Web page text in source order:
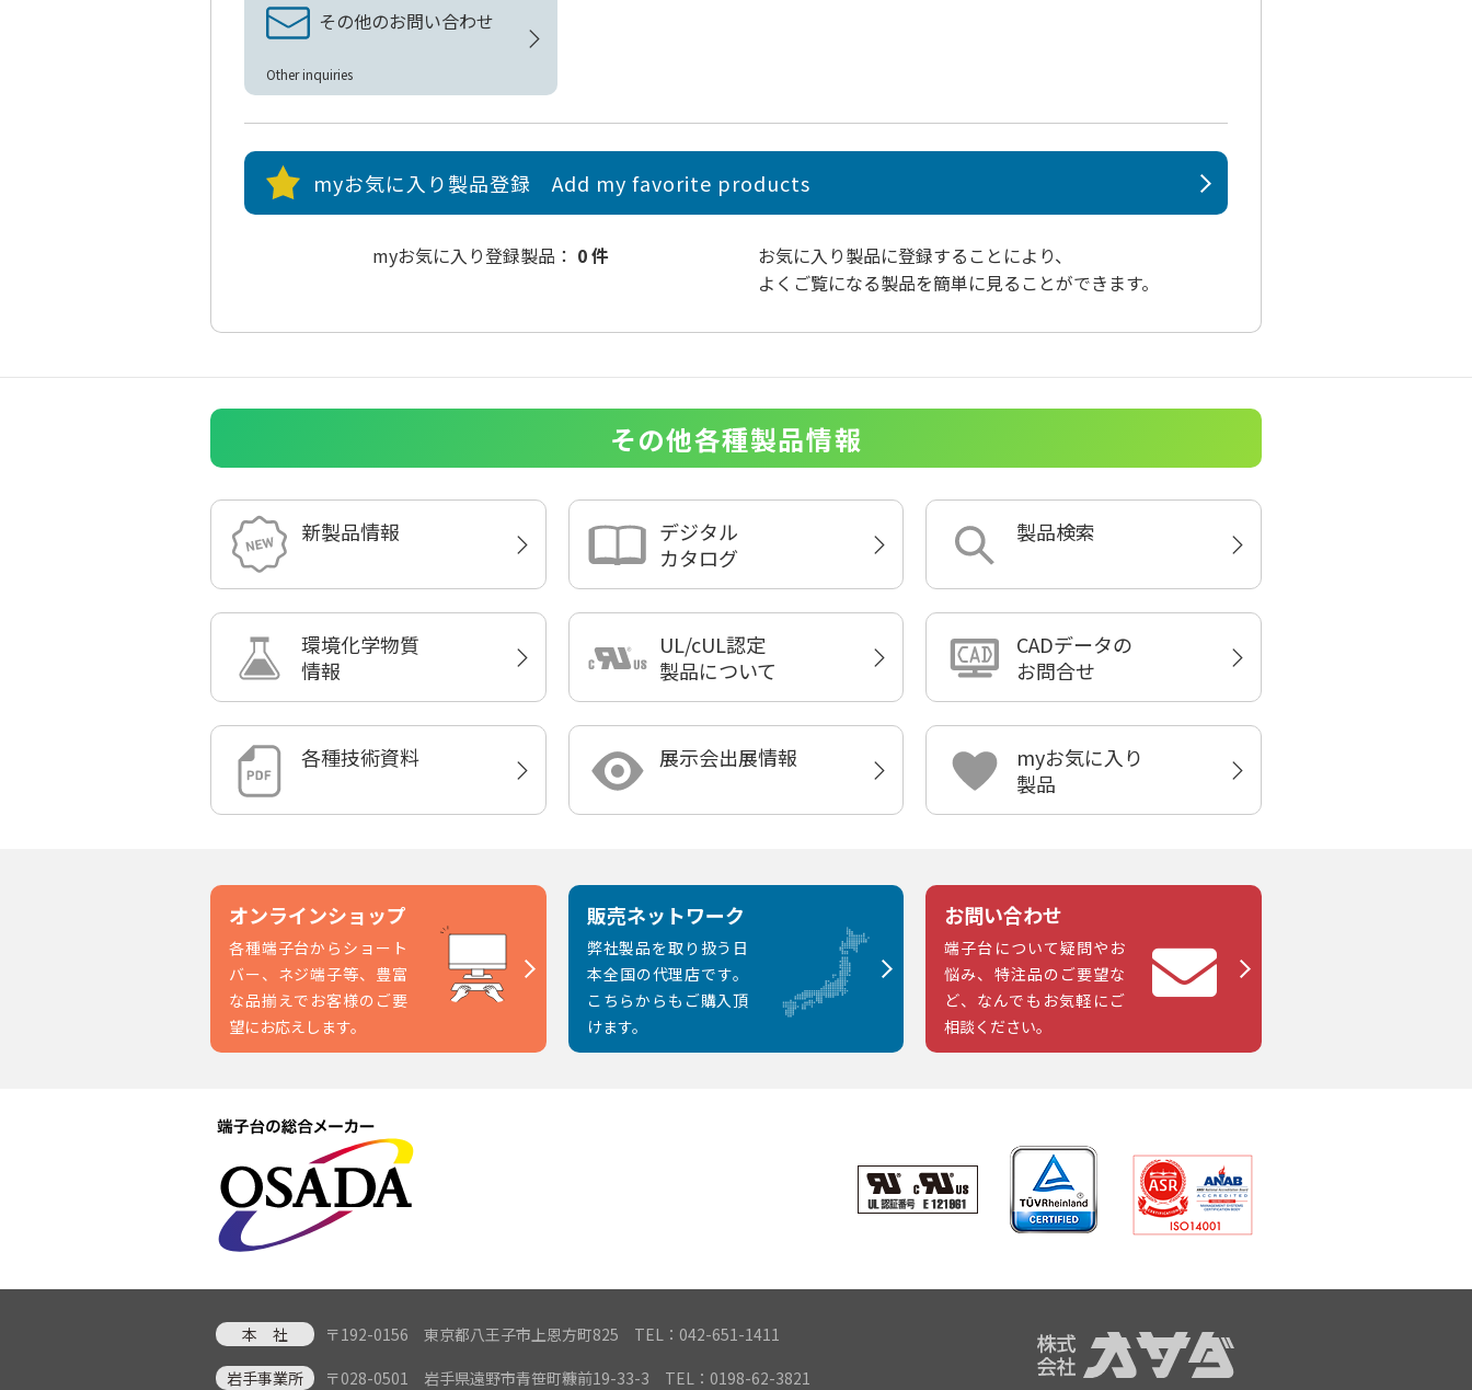
その他のお問い合わせ
Other inquiries
myお気に入り製品登録 Add my favorite products
myお気に入り登録製品： 0 件 お気に入り製品に登録することにより、
よくご覧になる製品を簡単に見ることができます。
その他各種製品情報
新製品情報
デジタル
カタログ
製品検索
環境化学物質
情報
UL/cUL認定
製品について
CADデータの
お問合せ
各種技術資料 展示会出展情報
myお気に入り
製品
オンラインショップ
各種端子台からショート
バー、ネジ端子等、豊富
な品揃えでお客様のご要
望にお応えします。
販売ネットワーク
弊社製品を取り扱う日
本全国の代理店です。
こちらからもご購入頂
けます。
お問い合わせ
端子台について疑問やお
悩み、特注品のご要望な
ど、なんでもお気軽にご
相談ください。
本 社 〒192-0156 東京都八王子市上恩方町825 TEL：042-651-1411
岩手事業所
〒028-0501 岩手県遠野市青笹町糠前19-33-3 TEL：0198-62-3821